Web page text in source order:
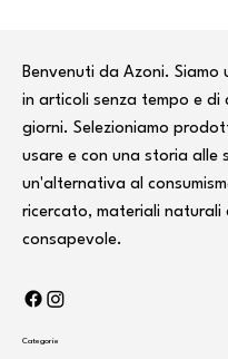
Benvenuti da Azoni. Siamo
in articoli senza tempo e
giorni. Selezioniamo
usare e con una storia
un'alternativa al
ricercato, materiali naturali
consapevole.
Categorie